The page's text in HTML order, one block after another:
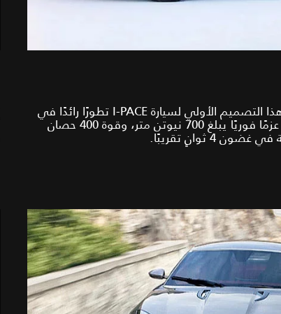
إنها سيارة جاكوار بالكامل ويعتبر هذا التصميم الأولي لسيارة I‑PACE تطورًا رائدًا في
مجال السيارات الكهربائية، ويوفر عزمًا فوريًا يبلغ 700 نيوتن متر، وقوة 400 حصان